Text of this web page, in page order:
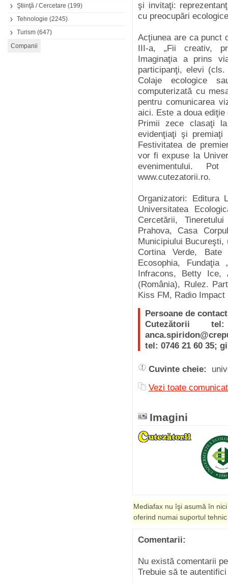
Ştiinţă / Cercetare (199)
Tehnologie (2245)
Turism (647)
şi invitaţi:
cu preocupări
Acţiunea are ca punct
III-a, „Fii creativ,
Imaginaţia a prins
participanţi, elevi
Colaje ecologice
computerizată cu
pentru comunicarea
aici. Este a doua
Primii zece clasaţi
evidenţiaţi şi
Festivitatea de
vor fi expuse la
evenimentului.
www.cutezatorii.ro.
Organizatori: Editura
Universitatea
Cercetării,
Prahova, Casa
Municipiului
Cortina Verde,
Ecosophia, Fundaţia
Infracons, Betty Ice,
(România), Rulez.
Kiss FM, Radio Impact
Persoane de
Cutezătorii
tel: 0746 21 60 35;
Cuvinte cheie:
Vezi toate
Imagini
Mediafax nu îşi asumă în
oferind numai suportul
Comentarii:
Nu există comentarii
Trebuie să te